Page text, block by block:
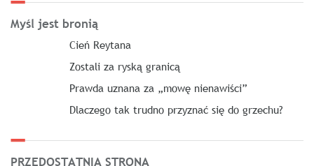
Myśl jest bronią
Cień Reytana
Zostali za ryską granicą
Prawda uznana za „mowę nienawiści”
Dlaczego tak trudno przyznać się do grzechu?
PRZEDOSTATNIA STRONA